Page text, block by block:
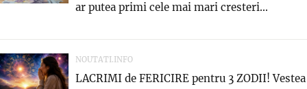
ar putea primi cele mai mari cresteri...
NOUTATI.INFO
LACRIMI de FERICIRE pentru 3 ZODII! Vestea